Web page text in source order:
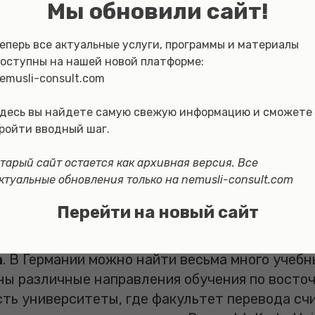
и экологическими базовыми
производства. Они
земледелие.
. В Германии, как стране с одной из
аудиторские и консалтинговые услуги
Можно целиться и на трудоустройство в
учреждениях Германии, где можно
специализаций – начиная с
инженерией.
. В Германии можно найти весьма много
различные направления обучения по
университеты, где факультет перевода
Мы обновили сайт!
все актуальные услуги, программы и материалы
на нашей новой платформе:
consult.com
вы найдете самую свежую информацию и сможете
вводный шаг.
сайт остается как архивная версия. Все
обновления только на nemusli-consult.com
Перейти на новый сайт